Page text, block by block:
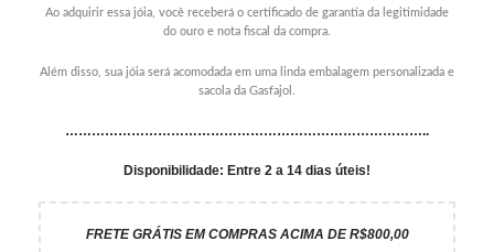
Ao adquirir essa jóia, você receberá o certificado de garantia da legitimidade
do ouro e nota fiscal da compra.
Além disso, sua jóia será acomodada em uma linda embalagem personalizada e
sacola da Gasfajol.
………………………………………………………………………..
Disponibilidade: Entre 2 a 14 dias úteis!
FRETE GRÁTIS EM COMPRAS ACIMA DE R$800,00